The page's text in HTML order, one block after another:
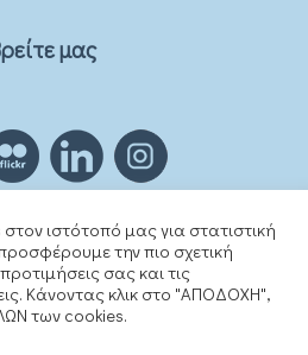
μας
All rights reserved.
ιστοσελίδας eLogic.gr
ιστότοπό μας για στατιστική
την πιο σχετική
σας και τις
Κάνοντας κλικ στο "ΑΠΟΔΟΧΗ",
των cookies.